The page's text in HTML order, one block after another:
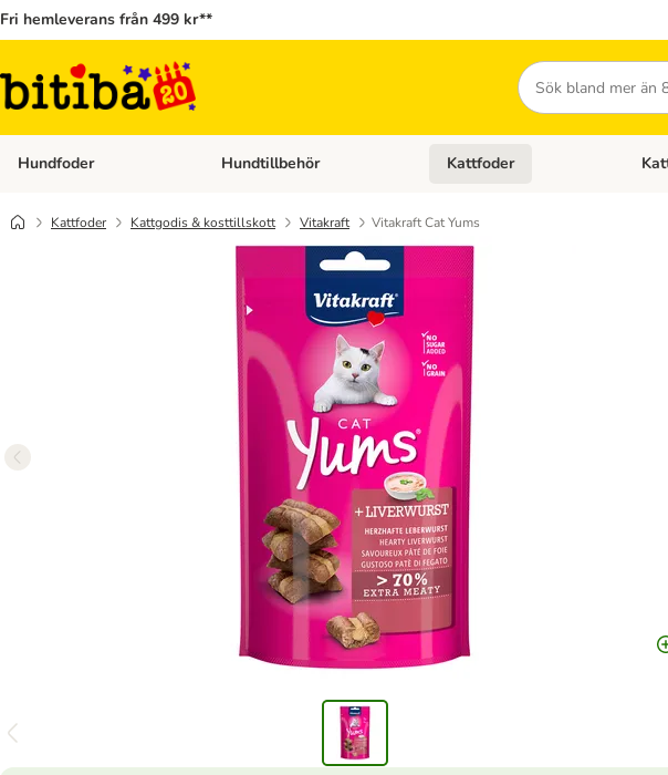
Fri hemleverans från 499 kr**
Sök
Hundfoder Open category menu: Hundfoder
Hundtillbehör Open category menu:
Kattfoder
Kattfoder Kattgodis & kosttillskott Vitakraft Vitakraft Cat Yums